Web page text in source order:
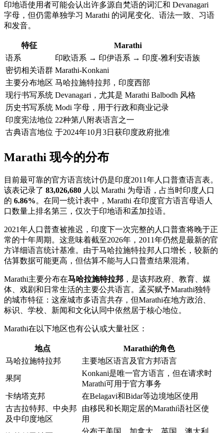
印地语使用者可能会认出许多源自梵语的词汇和 Devanagari
字母，但仍需单独学习 Marathi 的词尾变化、语法一致、习语
和发音。
特征
Marathi
语系
印欧语系 → 印伊语系 → 印度-雅利安语族
密切相关语群 Marathi-Konkani
主要分布地区 马哈拉施特拉邦，印度西部
现行书写系统 Devanagari，尤其是 Marathi Balbodh 风格
历史书写系统 Modi 字母，用于行政和商业记录
印度宪法地位 22种第八附表语言之一
古典语言地位 于2024年10月3日获印度政府批准
Marathi 现今的分布
目前最可靠的官方语言统计仍是印度2011年人口普查语言表。
该表记录了 83,026,680 人以 Marathi 为母语，占当时印度人口
的 6.86%。在同一统计表中，Marathi 在印度官方语言母语人
口数量上排名第三，仅次于印地语和孟加拉语。
2021年人口普查被推迟，印度下一次完整的人口普查将晚于正
常的十年周期。这意味着截至2026年，2011年仍然是最新的官
方详细语言统计基准。由于马哈拉施特拉邦人口增长，较新的
估算数据可能更高，但估算不能与人口普查结果混淆。
Marathi主要分布在马哈拉施特拉邦 ，是该邦政府、教育、媒
体、戏剧和日常生活的主要公共语言。孟买赋予Marathi独特
的城市特征：这座城市多语言共存，但Marathi在地方政治、
标识、学校、新闻和文化认同中依然居于核心地位。
Marathi在以下地区也有公认或大量社区：
地点
Marathi的角色
马哈拉施特拉邦
主要地区语言及官方邦语言
果阿
Konkani是唯一官方语言，但在请求时
Marathi可用于官方事务
卡纳塔克邦
在Belagavi和Bidar等边境地区使用
古吉拉特邦、中央邦
及中印度地区
由移民和长期定居的Marathi语社区使
用
分布于美国、加拿大、英国、澳大利